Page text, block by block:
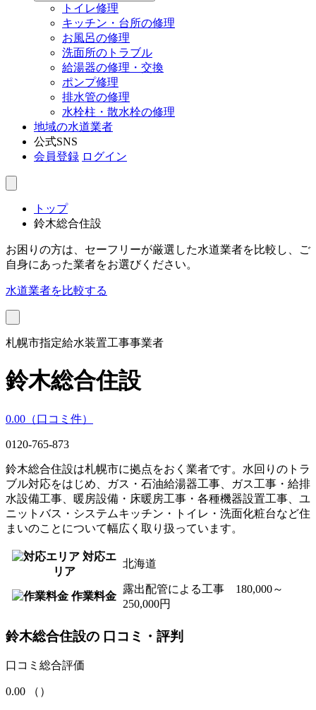
トイレ修理
キッチン・台所の修理
お風呂の修理
洗面所のトラブル
給湯器の修理・交換
ポンプ修理
排水管の修理
水栓柱・散水栓の修理
地域の水道業者
公式SNS
会員登録 ログイン
トップ
鈴木総合住設
お困りの方は、セーフリーが厳選した水道業者を比較し、ご
自身にあった業者をお選びください。
水道業者を比較する
札幌市指定給水装置工事事業者
鈴木総合住設
0.00 （口コミ 件）
0120‐765‐873
鈴木総合住設は札幌市に拠点をおく業者です。水回りのトラ
ブル対応をはじめ、ガス・石油給湯器工事、ガス工事・給排
水設備工事、暖房設備・床暖房工事・各種機器設置工事、ユ
ニットバス・システムキッチン・トイレ・洗面化粧台など住
まいのことについて幅広く取り扱っています。
対応エ
リア
北海道
作業料金
露出配管による工事 180,000～
250,000円
鈴木総合住設の 口コミ・評判
口コミ総合評価
0.00 （ ）